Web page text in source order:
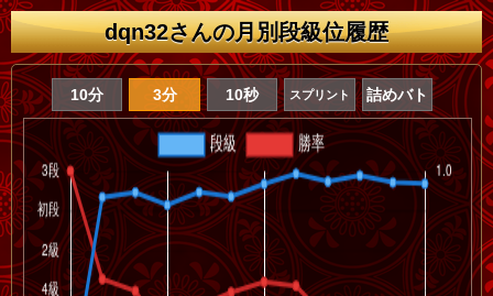
dqn32さんの月別段級位履歴
10分 3分 10秒 スプリント 詰めバト